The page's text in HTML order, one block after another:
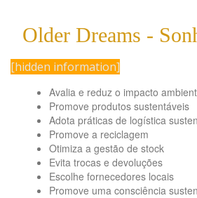
Older Dreams -
[hidden information]
Avalia e reduz o impacto
Promove produtos sustentáveis
Adota práticas de logística
Promove a reciclagem
Otimiza a gestão de stock
Evita trocas e devoluções
Escolhe fornecedores locais
Promove uma consciência